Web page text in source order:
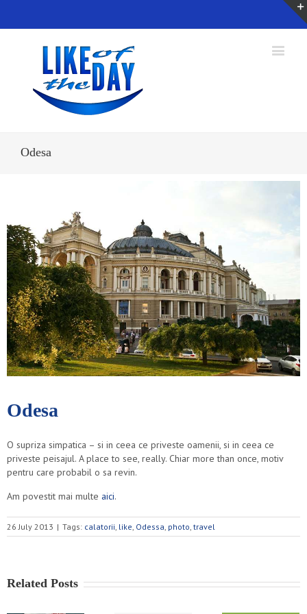
Odesa
Odesa
O supriza simpatica – si in ceea ce priveste oamenii, si in ceea ce
priveste peisajul. A place to see, really. Chiar more than once, motiv
pentru care probabil o sa revin.
Am povestit mai multe aici.
26 July 2013 | Tags: calatorii, like, Odessa, photo, travel
Related Posts